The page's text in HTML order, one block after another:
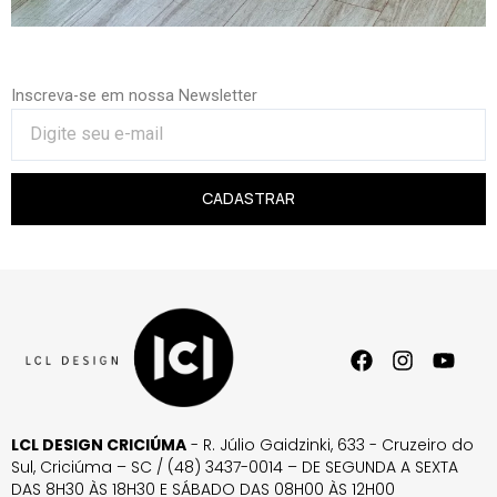
Inscreva-se em nossa Newsletter
CADASTRAR
LCL DESIGN CRICIÚMA - R. Júlio Gaidzinki, 633 - Cruzeiro do
Sul, Criciúma – SC / (48) 3437-0014 – DE SEGUNDA A SEXTA
DAS 8H30 ÀS 18H30 E SÁBADO DAS 08H00 ÀS 12H00